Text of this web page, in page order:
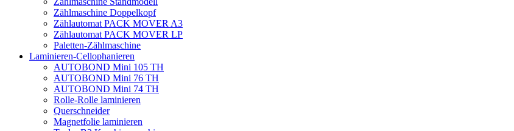
Zählmaschine Doppelkopf
Zählautomat PACK MOVER A3
Zählautomat PACK MOVER LP
Paletten-Zählmaschine
Laminieren-Cellophanieren
AUTOBOND Mini 105 TH
AUTOBOND Mini 76 TH
AUTOBOND Mini 74 TH
Rolle-Rolle laminieren
Querschneider
Magnetfolie laminieren